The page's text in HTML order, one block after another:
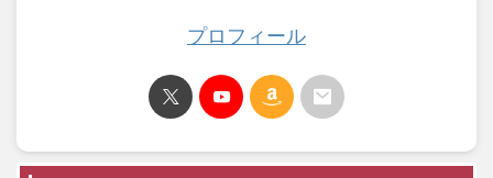
プロフィール